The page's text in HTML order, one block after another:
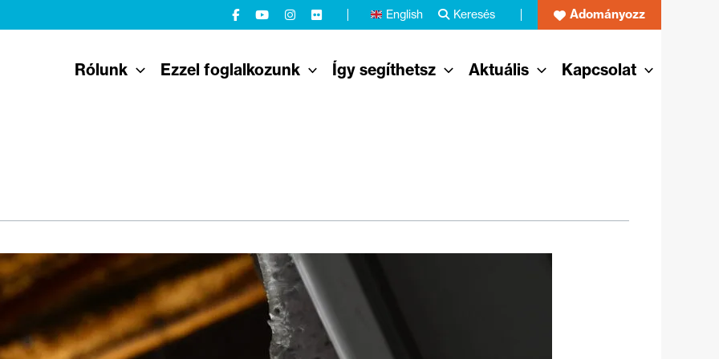
English Keresés Adományozz
Rólunk Ezzel foglalkozunk Így segíthetsz Aktuális Kapcsolat